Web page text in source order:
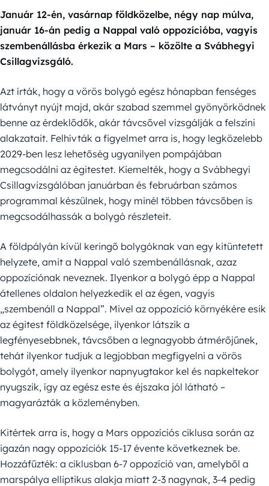
Január 12-én, vasárnap földközelbe, négy nap múlva,
január 16-án pedig a Nappal való oppozícióba, vagyis
szembenállásba érkezik a Mars – közölte a Svábhegyi
Csillagvizsgáló.
Azt írták, hogy a vörös bolygó egész hónapban fenséges
látványt nyújt majd, akár szabad szemmel gyönyörködnek
benne az érdeklődők, akár távcsővel vizsgálják a felszíni
alakzatait. Felhívták a figyelmet arra is, hogy legközelebb
2029-ben lesz lehetőség ugyanilyen pompájában
megcsodálni az égitestet. Kiemelték, hogy a Svábhegyi
Csillagvizsgálóban januárban és februárban számos
programmal készülnek, hogy minél többen távcsőben is
megcsodálhassák a bolygó részleteit.
A földpályán kívül keringő bolygóknak van egy kitüntetett
helyzete, amit a Nappal való szembenállásnak, azaz
oppozíciónak neveznek. Ilyenkor a bolygó épp a Nappal
átellenes oldalon helyezkedik el az égen, vagyis
„szembenáll a Nappal”. Mivel az oppozíció környékére esik
az égitest földközelsége, ilyenkor látszik a
legfényesebbnek, távcsőben a legnagyobb átmérőjűnek,
tehát ilyenkor tudjuk a legjobban megfigyelni a vörös
bolygót, amely ilyenkor napnyugtakor kel és napkeltekor
nyugszik, így az egész este és éjszaka jól látható –
magyarázták a közleményben.
Kitértek arra is, hogy a Mars oppozíciós ciklusa során az
igazán nagy oppozíciók 15-17 évente következnek be.
Hozzáfűzték: a ciklusban 6-7 oppozíció van, amelyből a
marspálya elliptikus alakja miatt 2-3 nagynak, 3-4 pedig